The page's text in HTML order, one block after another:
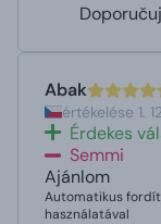
Abak
értékelése 1.
Érdekes
Semmi
Ajánlom
Automatikus
használatával